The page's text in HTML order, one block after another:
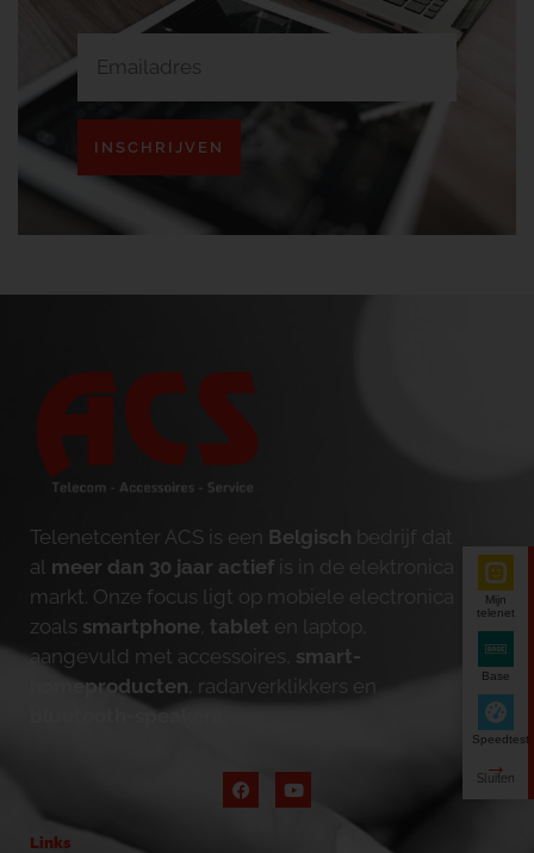
INSCHRIJVEN
Telenetcenter ACS is een Belgisch bedrijf dat
al meer dan 30 jaar actief is in de elektronica
markt. Onze focus ligt op mobiele electronica
zoals smartphone tablet en laptop,
aangevuld met accessoires, smart-
homeproducten , radarverklikkers en
bluetooth-speakers
Links
Mijn
telenet
Base
Speedtest